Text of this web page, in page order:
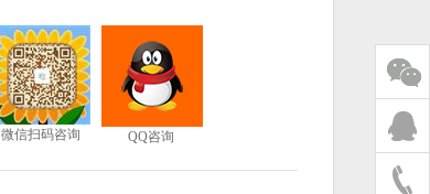
微信扫码咨询 QQ咨询